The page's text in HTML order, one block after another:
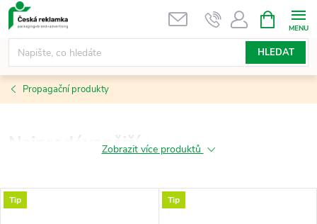
Přejít
na
obsah
HLEDAT
NÁKUPNÍ
KOŠÍK
Propagační produkty
NejprodávanějšíZobrazit více produktů
V
Tip Tip